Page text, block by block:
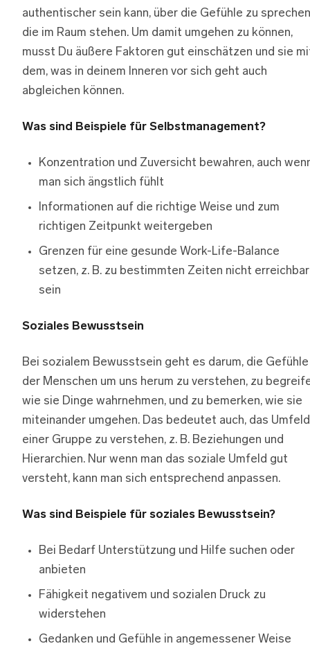
authentischer sein kann, über die Gefühle zu
die im Raum stehen. Um damit umgehen zu können,
musst Du äußere Faktoren gut einschätzen und sie
dem, was in deinem Inneren vor sich geht auch
abgleichen können.
Was sind Beispiele für Selbstmanagement?
Konzentration und Zuversicht bewahren, auch
man sich ängstlich fühlt
Informationen auf die richtige Weise und zum
richtigen Zeitpunkt weitergeben
Grenzen für eine gesunde Work-Life-Balance
setzen, z. B. zu bestimmten Zeiten nicht erreichbar
sein
Soziales Bewusstsein
Bei sozialem Bewusstsein geht es darum, die Gefühle
der Menschen um uns herum zu verstehen, zu
wie sie Dinge wahrnehmen, und zu bemerken, wie sie
miteinander umgehen. Das bedeutet auch, das Umfeld
einer Gruppe zu verstehen, z. B. Beziehungen und
Hierarchien. Nur wenn man das soziale Umfeld gut
versteht, kann man sich entsprechend anpassen.
Was sind Beispiele für soziales Bewusstsein?
Bei Bedarf Unterstützung und Hilfe suchen oder
anbieten
Fähigkeit negativem und sozialen Druck zu
widerstehen
Gedanken und Gefühle in angemessener Weise